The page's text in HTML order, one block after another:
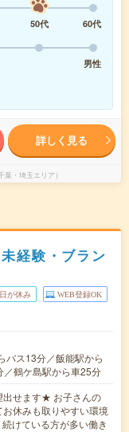
50代
60代
男性
詳しく見る
・埼玉エリア）
経験・ブラン
が休み WEB登録OK
バス13分／飯能駅から
／鶴ケ島駅から車25分
出せます★ お子さんの
休みも取りやすい環境
けている方が多い働き